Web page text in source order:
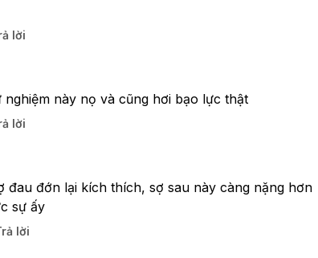
lời
này nọ và cũng hơi bạo lực thật
lời
đau đớn lại kích thích, sợ sau này càng nặng hơn
sự ấy
lời